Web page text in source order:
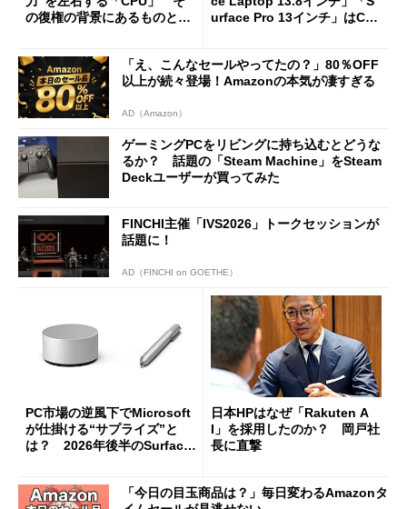
の復権の背景にあるものと
urface Pro 13インチ」はCop
た
「え、こんなセールやってたの？」80％OFF
以上が続々登場！Amazonの本気が凄すぎる
AD（Amazon）
ゲーミングPCをリビングに持ち込むとどうな
るか？ 話題の「Steam Machine」をSteam
Deckユーザーが買ってみた
FINCHI主催「IVS2026」トークセッションが
話題に！
AD（FINCHI on GOETHE）
PC市場の逆風下でMicrosoft
が仕掛ける“サプライズ”と
は？ 2026年後半のSurface
日本HPはなぜ「Rakuten A
I」を採用したのか？ 岡戸社
長に直撃
「今日の目玉商品は？」毎日変わるAmazonタ